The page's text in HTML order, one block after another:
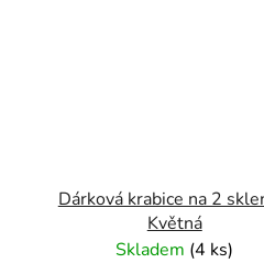
Dárková krabice na 2
Květná
Skladem (4 ks)